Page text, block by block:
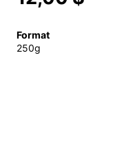
Format
250g